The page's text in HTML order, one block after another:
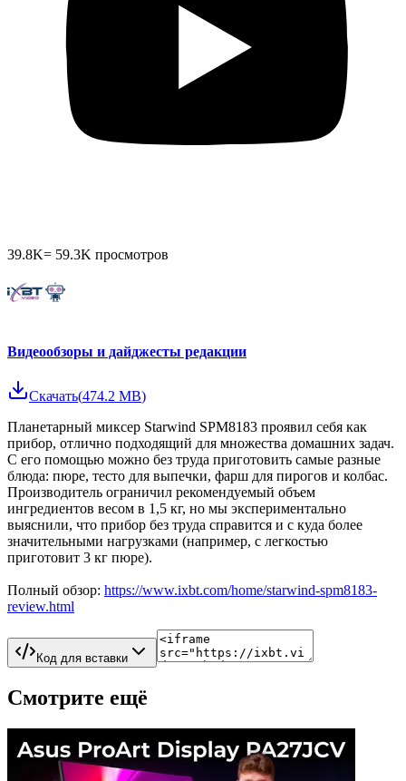
39.8K= 59.3K просмотров
Видеообзоры и дайджесты редакции
Скачать(474.2 MB)
Планетарный миксер Starwind SPM8183 проявил себя как
прибор, отлично подходящий для множества домашних задач.
С его помощью можно без труда приготовить самые разные
блюда: пюре, тесто для выпечки, фарш для пирогов и колбас.
Производитель ограничил рекомендуемый объем
ингредиентов весом в 1,5 кг, но мы экспериментально
выяснили, что прибор без труда справится и с куда более
значительными нагрузками (например, с легкостью
приготовит 3 кг пюре).
Полный обзор: https://www.ixbt.com/home/starwind-spm8183-
review.html
Код для вставки
Смотрите ещё